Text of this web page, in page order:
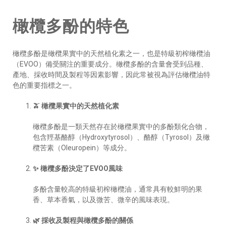
橄欖多酚的特色
橄欖多酚是橄欖果實中的天然植化素之一，也是特級初榨橄欖油
（EVOO）備受關注的重要成分。橄欖多酚的含量會受到品種、
產地、採收時間及製程等因素影響，因此常被視為評估橄欖油特
色的重要指標之一。
🫒 橄欖果實中的天然植化素
橄欖多酚是一類天然存在於橄欖果實中的多酚類化合物，
包含羥基酪醇（Hydroxytyrosol）、酪醇（Tyrosol）及橄
欖苦素（Oleuropein）等成分。
✨ 橄欖多酚決定了EVOO風味
多酚含量較高的特級初榨橄欖油，通常具有較鮮明的果
香、草本香氣，以及微苦、微辛的風味表現。
🌿 採收及製程與橄欖多酚的關係